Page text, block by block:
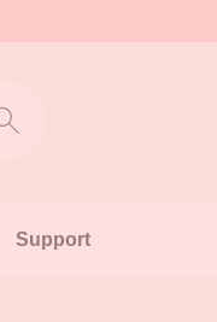
Support